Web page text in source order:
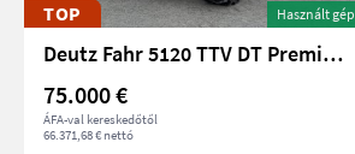
TOP Használt gép
Deutz Fahr 5120 TTV DT Premium Plus
75.000 €
ÁFA-val kereskedőtől
66.371,68 € nettó